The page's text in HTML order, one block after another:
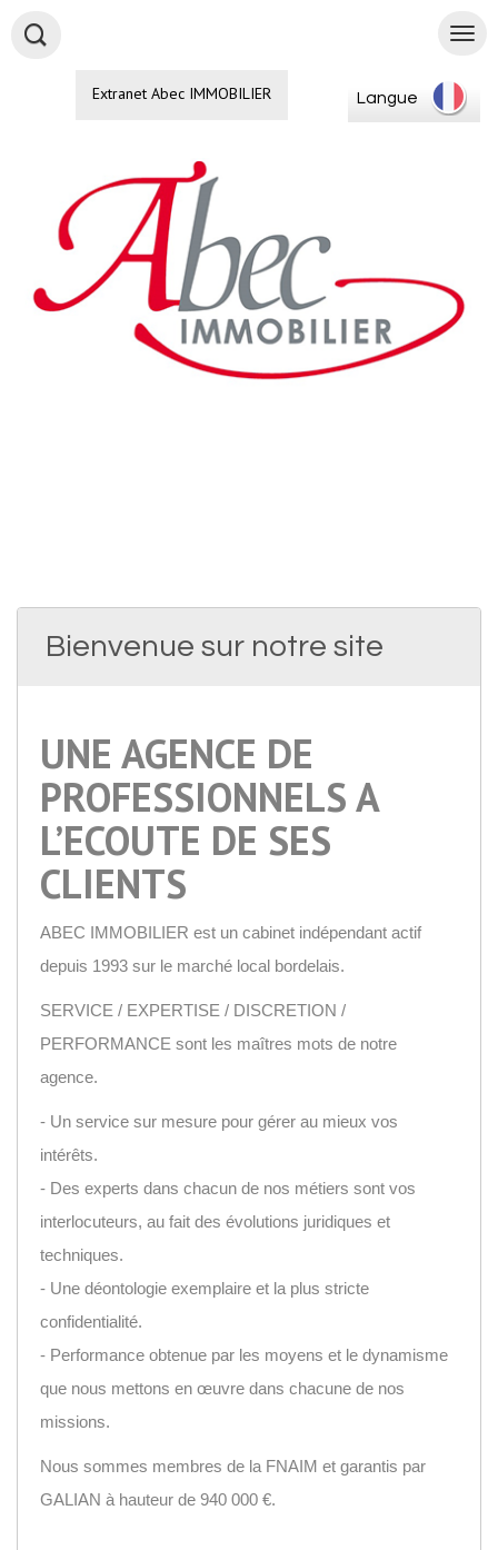
Extranet Abec IMMOBILIER Langue
Bienvenue sur notre site
UNE AGENCE DE
PROFESSIONNELS A
L’ECOUTE DE SES
CLIENTS
ABEC IMMOBILIER est un cabinet indépendant actif
depuis 1993 sur le marché local bordelais.
SERVICE / EXPERTISE / DISCRETION /
PERFORMANCE sont les maîtres mots de notre
agence.
- Un service sur mesure pour gérer au mieux vos
intérêts.
- Des experts dans chacun de nos métiers sont vos
interlocuteurs, au fait des évolutions juridiques et
techniques.
- Une déontologie exemplaire et la plus stricte
confidentialité.
- Performance obtenue par les moyens et le dynamisme
que nous mettons en œuvre dans chacune de nos
missions.
Nous sommes membres de la FNAIM et garantis par
GALIAN à hauteur de 940 000 €.